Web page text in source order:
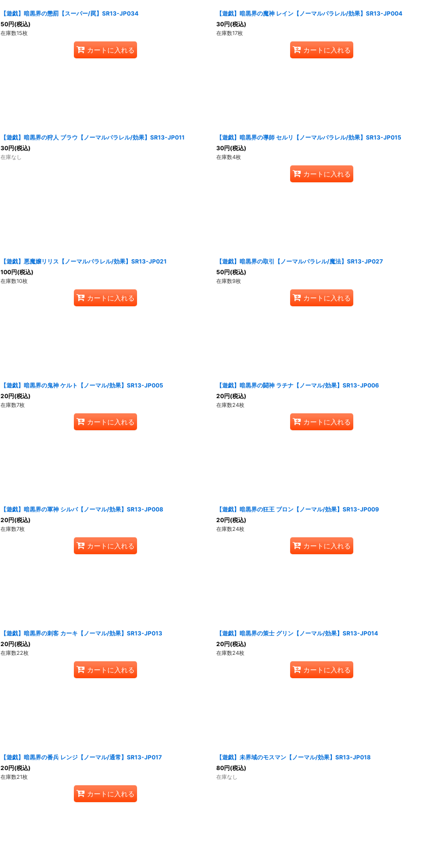
【遊戯】暗黒界の懲罰【スーパー/罠】SR13-JP034
50円(税込)
在庫数15枚
カートに入れる
【遊戯】暗黒界の魔神 レイン【ノーマルパラレル/効果】SR13-JP004
30円(税込)
在庫数17枚
カートに入れる
【遊戯】暗黒界の狩人 ブラウ【ノーマルパラレル/効果】SR13-JP011
30円(税込)
在庫なし
【遊戯】暗黒界の導師 セルリ【ノーマルパラレル/効果】SR13-JP015
30円(税込)
在庫数4枚
カートに入れる
【遊戯】悪魔嬢リリス【ノーマルパラレル/効果】SR13-JP021
100円(税込)
在庫数10枚
カートに入れる
【遊戯】暗黒界の取引【ノーマルパラレル/魔法】SR13-JP027
50円(税込)
在庫数9枚
カートに入れる
【遊戯】暗黒界の鬼神 ケルト【ノーマル/効果】SR13-JP005
20円(税込)
在庫数7枚
カートに入れる
【遊戯】暗黒界の闘神 ラチナ【ノーマル/効果】SR13-JP006
20円(税込)
在庫数24枚
カートに入れる
【遊戯】暗黒界の軍神 シルバ【ノーマル/効果】SR13-JP008
20円(税込)
在庫数7枚
カートに入れる
【遊戯】暗黒界の狂王 ブロン【ノーマル/効果】SR13-JP009
20円(税込)
在庫数24枚
カートに入れる
【遊戯】暗黒界の刺客 カーキ【ノーマル/効果】SR13-JP013
20円(税込)
在庫数22枚
カートに入れる
【遊戯】暗黒界の策士 グリン【ノーマル/効果】SR13-JP014
20円(税込)
在庫数24枚
カートに入れる
【遊戯】暗黒界の番兵 レンジ【ノーマル/通常】SR13-JP017
20円(税込)
在庫数21枚
カートに入れる
【遊戯】未界域のモスマン【ノーマル/効果】SR13-JP018
80円(税込)
在庫なし